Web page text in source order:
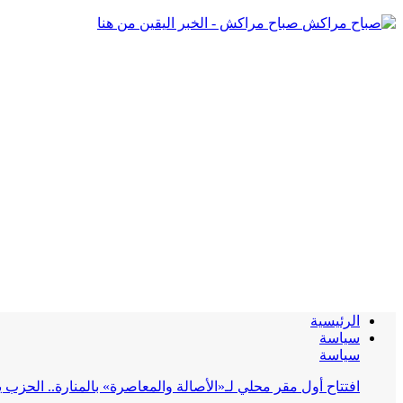
صباح مراكش - الخبر اليقين من هنا
الرئيسية
سياسة
سياسة
افتتاح أول مقر محلي لـ«الأصالة والمعاصرة» بالمنارة..